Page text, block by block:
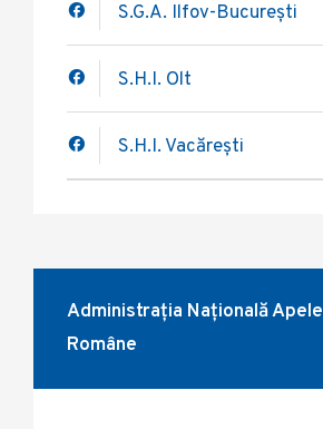
S.G.A. Ilfov-București
S.H.I. Olt
S.H.I. Vacărești
Administrația Națională Apele
Române